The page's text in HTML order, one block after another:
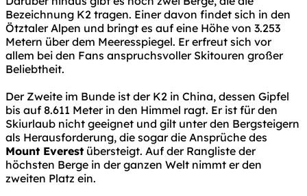
Bezeichnung K2 tragen. Einer davon findet sich in den
Ötztaler Alpen und bringt es auf eine Höhe von 3.253
Metern über dem Meeresspiegel. Er erfreut sich vor
allem bei den Fans anspruchsvoller Skitouren großer
Beliebtheit.
Der Zweite im Bunde ist der K2 in China, dessen Gipfel
bis auf 8.611 Meter in den Himmel ragt. Er ist für den
Skiurlaub nicht geeignet und gilt unter den Bergsteigern
als Herausforderung, die sogar die Ansprüche des
Mount Everest übersteigt. Auf der Rangliste der
höchsten Berge in der ganzen Welt nimmt er den
zweiten Platz ein.